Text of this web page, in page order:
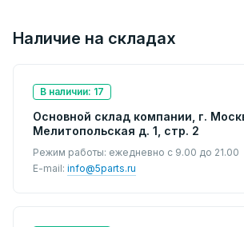
Наличие на складах
В наличии: 17
Основной склад компании, г.
Мелитопольская д. 1, стр. 2
Режим работы: ежедневно с 9.00 до 21.00
E-mail: info@5parts.ru